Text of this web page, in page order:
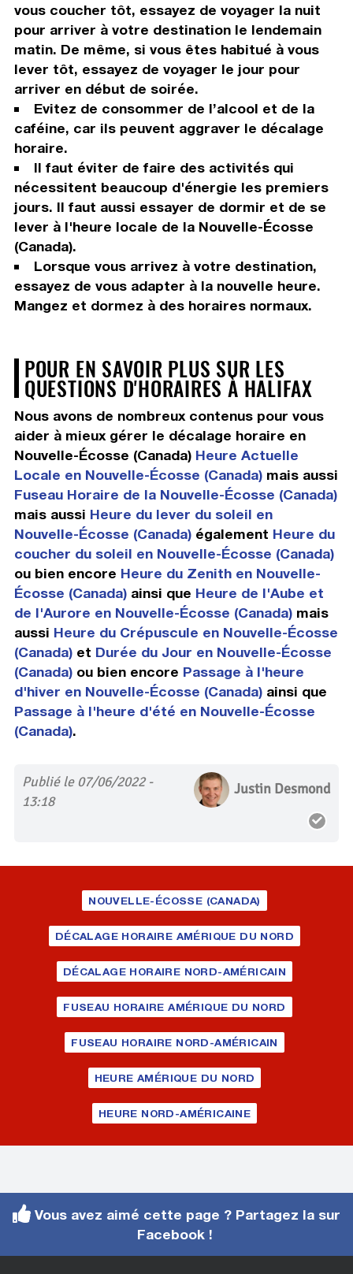
vous coucher tôt, essayez de voyager la nuit
pour arriver à votre destination le lendemain
matin. De même, si vous êtes habitué à vous
lever tôt, essayez de voyager le jour pour
arriver en début de soirée.
Evitez de consommer de l’alcool et de la
caféine, car ils peuvent aggraver le décalage
horaire.
Il faut éviter de faire des activités qui
nécessitent beaucoup d'énergie les premiers
jours. Il faut aussi essayer de dormir et de se
lever à l'heure locale de la Nouvelle-Écosse
(Canada).
Lorsque vous arrivez à votre destination,
essayez de vous adapter à la nouvelle heure.
Mangez et dormez à des horaires normaux.
POUR EN SAVOIR PLUS SUR LES
QUESTIONS D'HORAIRES À HALIFAX
Nous avons de nombreux contenus pour vous
aider à mieux gérer le décalage horaire en
Nouvelle-Écosse (Canada) Heure Actuelle
Locale en Nouvelle-Écosse (Canada)mais aussi
Fuseau Horaire de la Nouvelle-Écosse (Canada)
mais aussi Heure du lever du soleil en
Nouvelle-Écosse (Canada)également Heure du
coucher du soleil en Nouvelle-Écosse (Canada)
ou bien encore Heure du Zenith en Nouvelle-
Écosse (Canada)ainsi que Heure de l'Aube et
de l'Aurore en Nouvelle-Écosse (Canada)mais
aussi Heure du Crépuscule en Nouvelle-Écosse
(Canada)et Durée du Jour en Nouvelle-Écosse
(Canada)ou bien encore Passage à l'heure
d'hiver en Nouvelle-Écosse (Canada)ainsi que
Passage à l'heure d'été en Nouvelle-Écosse
(Canada).
Publié le 07/06/2022 -
13:18
Justin Desmond
NOUVELLE-ÉCOSSE (CANADA)
DÉCALAGE HORAIRE AMÉRIQUE DU NORD
DÉCALAGE HORAIRE NORD-AMÉRICAIN
FUSEAU HORAIRE AMÉRIQUE DU NORD
FUSEAU HORAIRE NORD-AMÉRICAIN
HEURE AMÉRIQUE DU NORD
HEURE NORD-AMÉRICAINE
Vous avez aimé cette page ? Partagez la sur
Facebook !